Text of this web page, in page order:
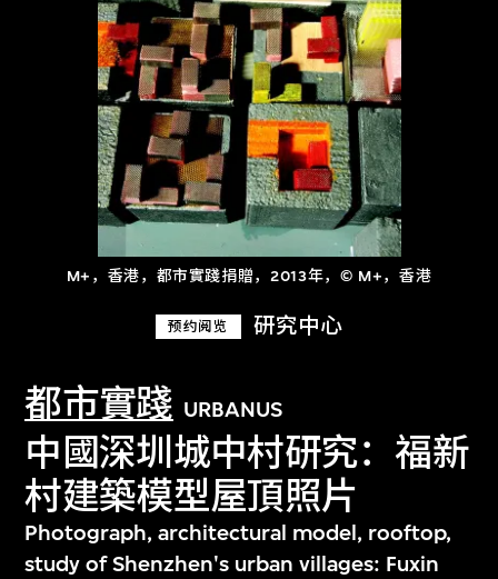
M+，香港，都市實踐捐贈，2013年，© M+，香港
预约阅览 研究中心
都市實踐 URBANUS
中國深圳城中村研究：福新
村建築模型屋頂照片
Photograph, architectural model, rooftop,
study of Shenzhen's urban villages: Fuxin
关于M+藏品
探索世界顶级的二十及二十一世纪视觉
文化藏品。